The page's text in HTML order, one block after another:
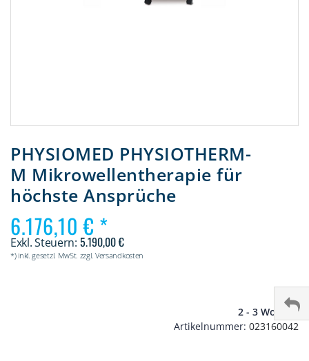
Anfang
der
Bildergalerie
springen
PHYSIOMED PHYSIOTHERM-
M Mikrowellentherapie für
höchste Ansprüche
6.176,10 €
5.190,00 €
*) inkl. gesetzl. MwSt. zzgl. Versandkosten
2 - 3 Wochen
Artikelnummer 023160042